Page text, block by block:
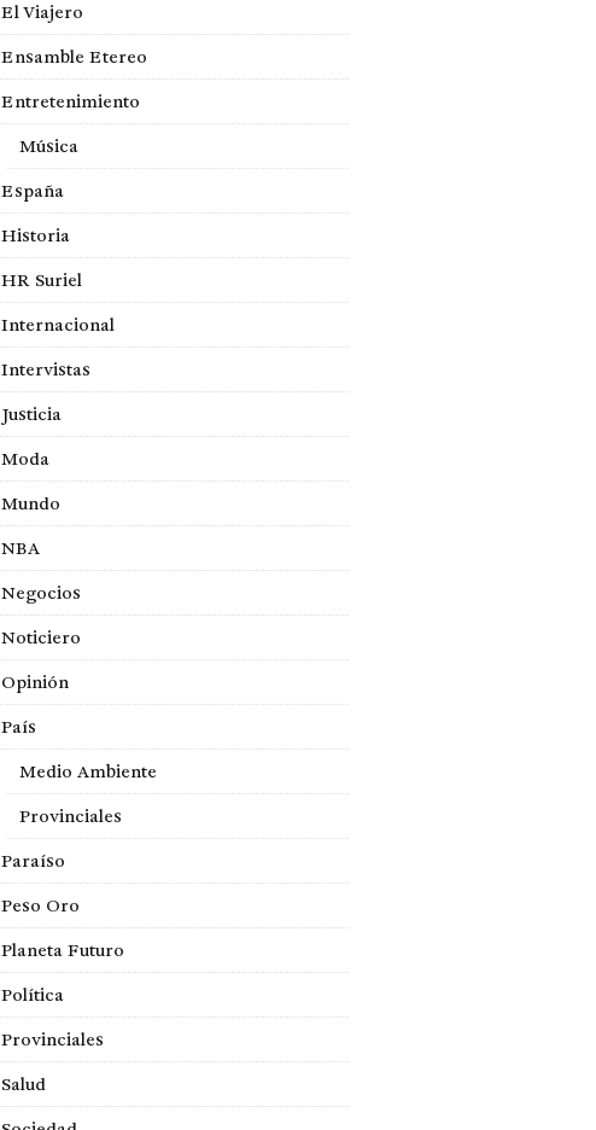
El Viajero
Ensamble Etereo
Entretenimiento
Música
España
Historia
HR Suriel
Internacional
Intervistas
Justicia
Moda
Mundo
NBA
Negocios
Noticiero
Opinión
País
Medio Ambiente
Provinciales
Paraíso
Peso Oro
Planeta Futuro
Política
Provinciales
Salud